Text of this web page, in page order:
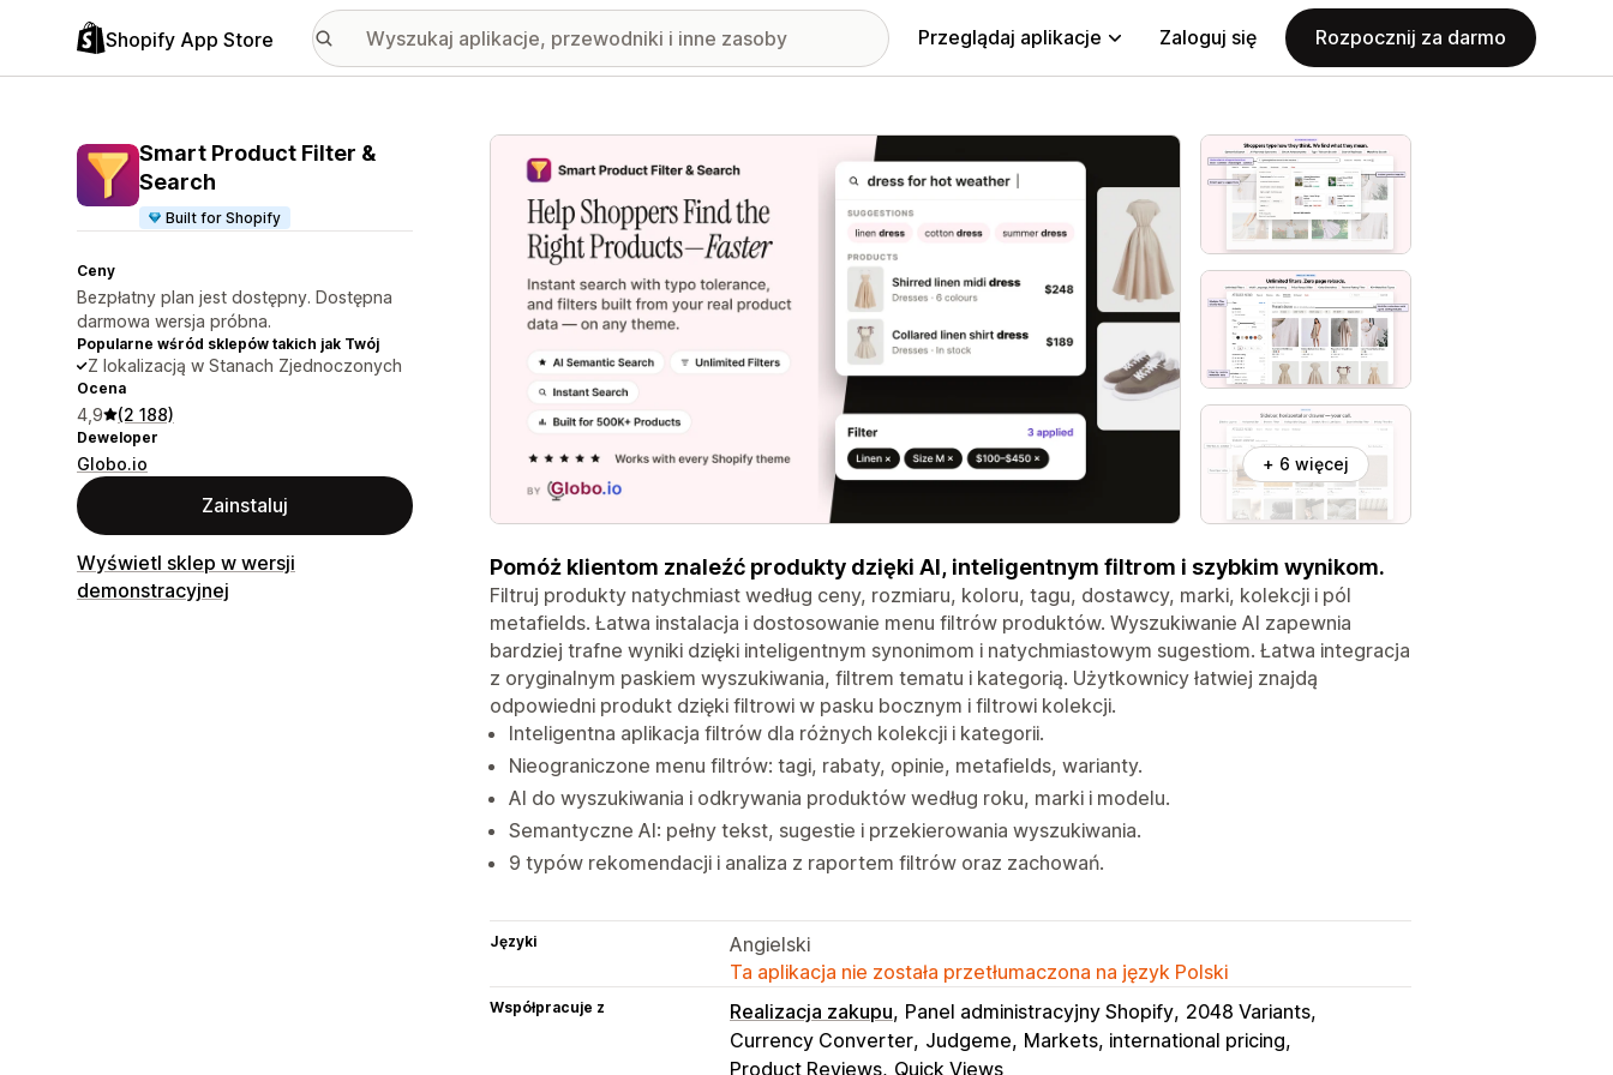
Shopify App Store Przeglądaj aplikacje Zaloguj się Rozpocznij za darmo
Smart Product Filter &
Search
Built for Shopify
Ceny
Bezpłatny plan jest dostępny. Dostępna
darmowa wersja próbna.
Popularne wśród sklepów takich jak Twój
Z lokalizacją w Stanach Zjednoczonych
Ocena
4,9 (2 188)
Deweloper
Globo.io
Zainstaluj
Wyświetl sklep w wersji
demonstracyjnej
Wyróżnione obrazy w galerii
+ 6 więcej
Pomóż klientom znaleźć produkty dzięki AI, inteligentnym filtrom i szybkim wynikom.
Filtruj produkty natychmiast według ceny, rozmiaru, koloru, tagu, dostawcy, marki, kolekcji i pól
metafields. Łatwa instalacja i dostosowanie menu filtrów produktów. Wyszukiwanie AI zapewnia
bardziej trafne wyniki dzięki inteligentnym synonimom i natychmiastowym sugestiom. Łatwa integracja
z oryginalnym paskiem wyszukiwania, filtrem tematu i kategorią. Użytkownicy łatwiej znajdą
odpowiedni produkt dzięki filtrowi w pasku bocznym i filtrowi kolekcji.
Inteligentna aplikacja filtrów dla różnych kolekcji i kategorii.
Nieograniczone menu filtrów: tagi, rabaty, opinie, metafields, warianty.
AI do wyszukiwania i odkrywania produktów według roku, marki i modelu.
Semantyczne AI: pełny tekst, sugestie i przekierowania wyszukiwania.
9 typów rekomendacji i analiza z raportem filtrów oraz zachowań.
Języki
Angielski
Ta aplikacja nie została przetłumaczona na język Polski
Współpracuje z Realizacja zakupu Panel administracyjny Shopify 2048 Variants
Currency Converter Judgeme Markets, international pricing
Product Reviews Quick Views